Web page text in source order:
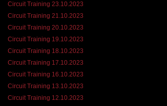
Circuit Training 23.10.2023
Circuit Training 21.10.2023
Circuit Training 20.10.2023
Circuit Training 19.10.2023
Circuit Training 18.10.2023
Circuit Training 17.10.2023
Circuit Training 16.10.2023
Circuit Training 13.10.2023
Circuit Training 12.10.2023